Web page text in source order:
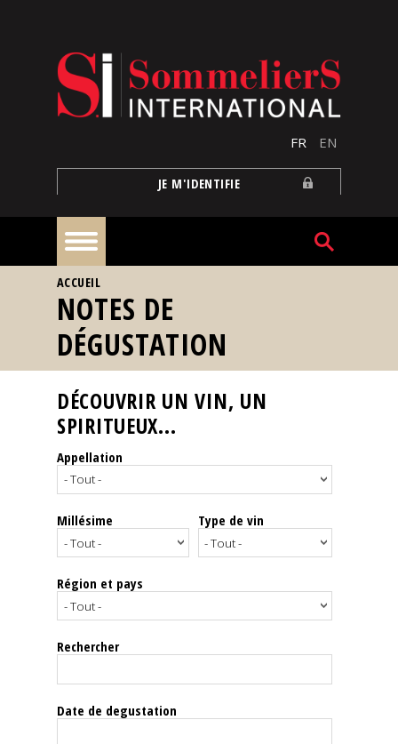
FR EN
JE M'IDENTIFIE
À
la
une
Reportages
Nos
Spiritueux
Notes
dégustation
Le
magazine
VOUS ÊTES ICI
ACCUEIL
NOTES DE
DÉGUSTATION
DÉCOUVRIR UN VIN, UN
SPIRITUEUX...
Appellation
Millésime Type de vin
Région et pays
Rechercher
Date de degustation